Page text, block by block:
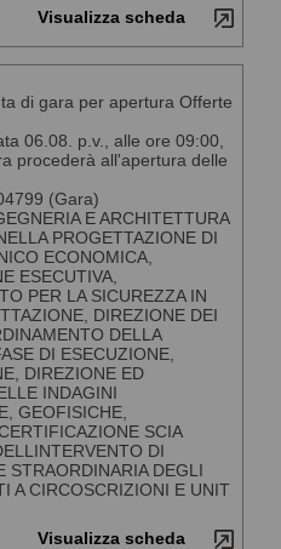
Visualizza scheda
di gara per apertura Offerte
06.08. p.v., alle ore 09:00,
procederà all'apertura delle
(Gara)
E ARCHITETTURA
PROGETTAZIONE DI
ECONOMICA,
ESECUTIVA,
PER LA SICUREZZA IN
DIREZIONE DEI
DELLA
DI ESECUZIONE,
DIREZIONE ED
INDAGINI
GEOFISICHE,
SCIA
DI
STRAORDINARIA DEGLI
A CIRCOSCRIZIONI E UNIT
Visualizza scheda